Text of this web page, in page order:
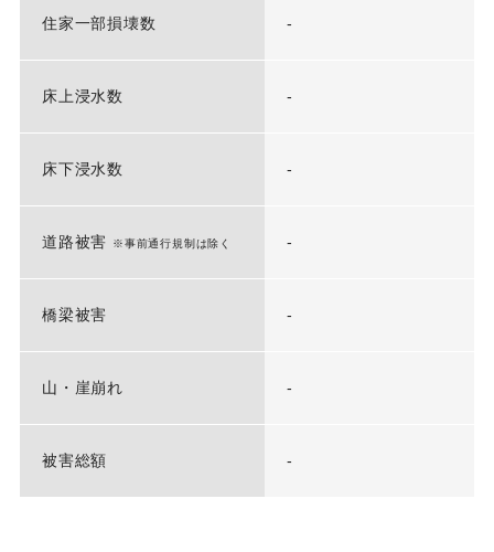
住家一部損壊数 -
床上浸水数 -
床下浸水数 -
道路被害 ※事前通行規制は除く -
橋梁被害 -
山・崖崩れ -
被害総額 -